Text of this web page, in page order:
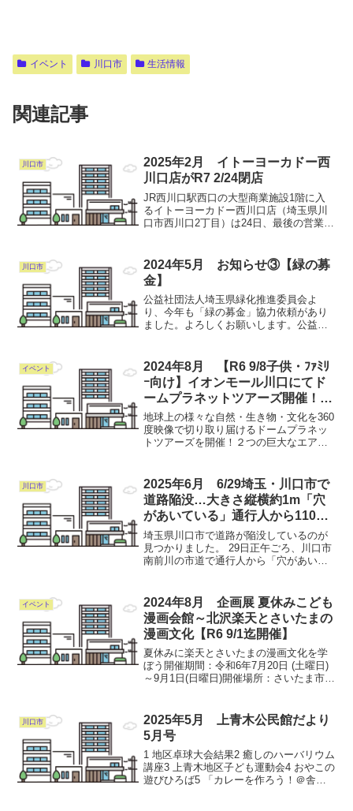
イベント 川口市 生活情報
関連記事
川口市
2025年2月 イトーヨーカドー西
川口店がR7 2/24閉店
JR西川口駅西口の大型商業施設1階に入
るイトーヨーカドー西川口店（埼玉県川
口市西川口2丁目）は24日、最後の営業を
川口市
2024年5月 お知らせ③【緑の募
金】
公益社団法人埼玉県緑化推進委員会よ
り、今年も「緑の募金」協力依頼があり
ました。よろしくお願いします。公益社
イベント
2024年8月 【R6 9/8子供・ﾌｧﾐﾘ
ｰ向け】イオンモール川口にてド
ームプラネットツアーズ開催！
知らない世界を体験する
地球上の様々な自然・生き物・文化を360
度映像で切り取り届けるドームプラネッ
トツアーズを開催！２つの巨大なエアド
ぐ世界の海」と、ロケットに乗って宇宙
を旅する「宇宙の旅と...
川口市
2025年6月 6/29埼玉・川口市で
道路陥没…大きさ縦横約1m「穴
があいている」通行人から110番
通報
埼玉県川口市で道路が陥没しているのが
見つかりました。 29日正午ごろ、川口市
南前川の市道で通行人から「穴があいて
察によりますと、道路は縦約1メートル、
横約1メート...
イベント
2024年8月 企画展 夏休みこども
漫画会館～北沢楽天とさいたまの
漫画文化【R6 9/1迄開催】
夏休みに楽天とさいたまの漫画文化を学
ぼう開催期間：令和6年7月20日 (土曜日)
～9月1日(日曜日)開催場所：さいたま市立
場合は開館）、祝日の翌平日（8月13日...
川口市
2025年5月 上青木公民館だより
5月号
1 地区卓球大会結果2 癒しのハーバリウム
講座3 上青木地区子ども運動会4 おやこの
遊びひろば5 「カレーを作ろう！＠舎人